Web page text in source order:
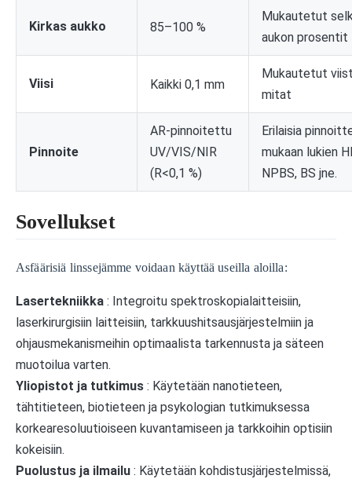
Kirkas aukko 85–100 %
Mukautetut
aukon prosentit
Viisi Kaikki 0,1 mm
Mukautetut
mitat
Pinnoite
AR-pinnoitettu
UV/VIS/NIR
(R<0,1 %)
Erilaisia
mukaan lukien
NPBS, BS jne.
Sovellukset
Asfäärisiä linssejämme voidaan käyttää useilla aloilla:
Lasertekniikka : Integroitu spektroskopialaitteisiin,
laserkirurgisiin laitteisiin, tarkkuushitsausjärjestelmiin ja
ohjausmekanismeihin optimaalista tarkennusta ja säteen
muotoilua varten.
Yliopistot ja tutkimus : Käytetään nanotieteen,
tähtitieteen, biotieteen ja psykologian tutkimuksessa
korkearesoluutioiseen kuvantamiseen ja tarkkoihin optisiin
kokeisiin.
Puolustus ja ilmailu : Käytetään kohdistusjärjestelmissä,